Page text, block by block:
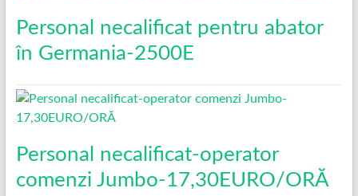
Personal necalificat pentru abator
în Germania-2500E
Personal necalificat-operator
comenzi Jumbo-17,30EURO/ORĂ